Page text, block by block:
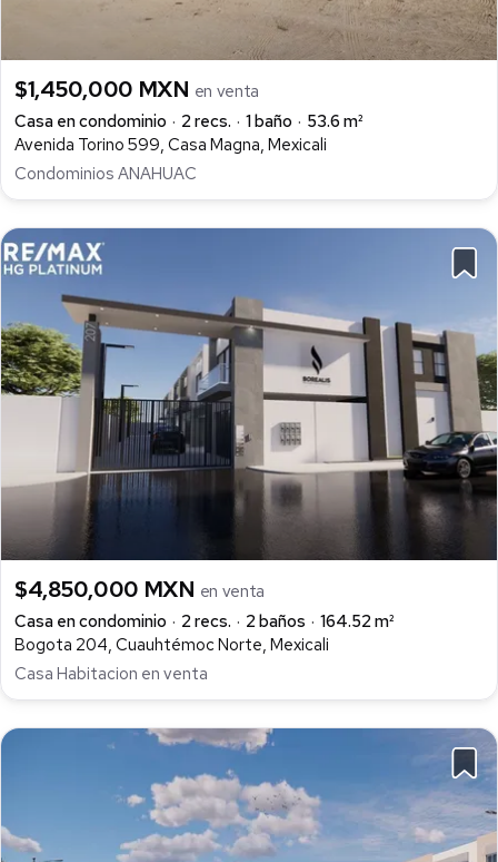
$1,450,000 MXN en venta
Casa en condominio
2 recs. 1 baño
53.6 m²
Avenida Torino 599, Casa Magna, Mexicali
Condominios ANAHUAC
$4,850,000 MXN en venta
Casa en condominio
2 recs. 2 baños
164.52 m²
Bogota 204, Cuauhtémoc Norte, Mexicali
Casa Habitacion en venta